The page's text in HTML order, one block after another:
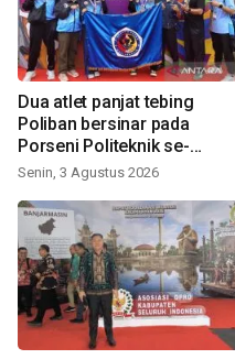
Dua atlet panjat tebing
Poliban bersinar pada
Porseni Politeknik se-
Indonesia 2026
Senin, 3 Agustus 2026